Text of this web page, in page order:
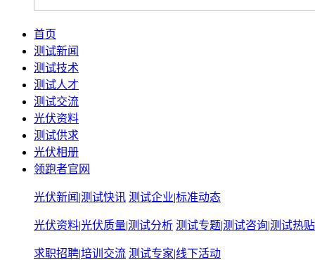
首页
测试新闻
测试技术
测试人才
测试交流
光伏资料
测试供求
光伏相册
领跑者官网
光伏新闻 |测试快讯 测试企业|标准动态
光伏资料|光伏质量|测试分析 测试专题|测试咨询|测试热贴
求职招聘|培训交流 测试专家|线下活动